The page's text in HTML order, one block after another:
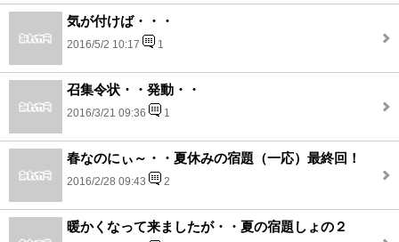
気が付けば・・・
2016/5/2 10:17 1
召集令状・・発動・・
2016/3/21 09:36 1
春なのにぃ～・・夏休みの宿題（一応）最終回！
2016/2/28 09:43 2
暖かくなって来ましたが・・夏の宿題しょの２